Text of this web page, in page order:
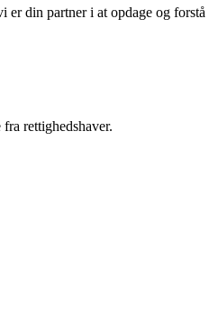
din partner i at opdage og
rettighedshaver.